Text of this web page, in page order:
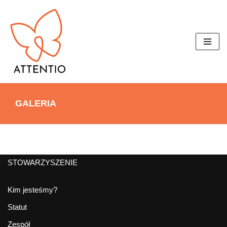
Przejdź
do
treści
GALERIA
STOWARZYSZENIE
Kim jesteśmy?
Statut
Zespół